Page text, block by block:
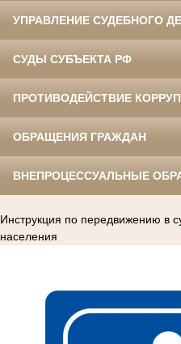
УПРАВЛЕНИЕ СУДЕБНОГО
СУДЫ СУБЪЕКТА РФ
ПРОТИВОДЕЙСТВИЕ
ОБРАЩЕНИЯ ГРАЖДАН
ВНЕПРОЦЕССУАЛЬНЫЕ
Инструкция по передвижению в
населения